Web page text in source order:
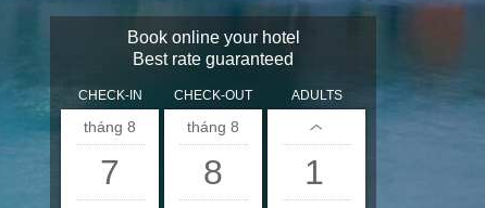
Book online your hotel
Best rate guaranteed
CHECK-IN
tháng 8
7
CHECK-OUT
tháng 8
8
ADULTS